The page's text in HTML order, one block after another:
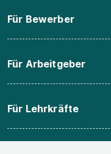
Für Bewerber
Für Arbeitgeber
Für Lehrkräfte